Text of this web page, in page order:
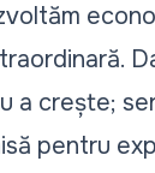
a crește;
pentru